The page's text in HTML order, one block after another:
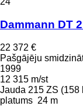
Dammann DT
22 372 €
Pašgājēju
1999
12 315 m/st
Jauda 215 ZS (158
platums 24 m